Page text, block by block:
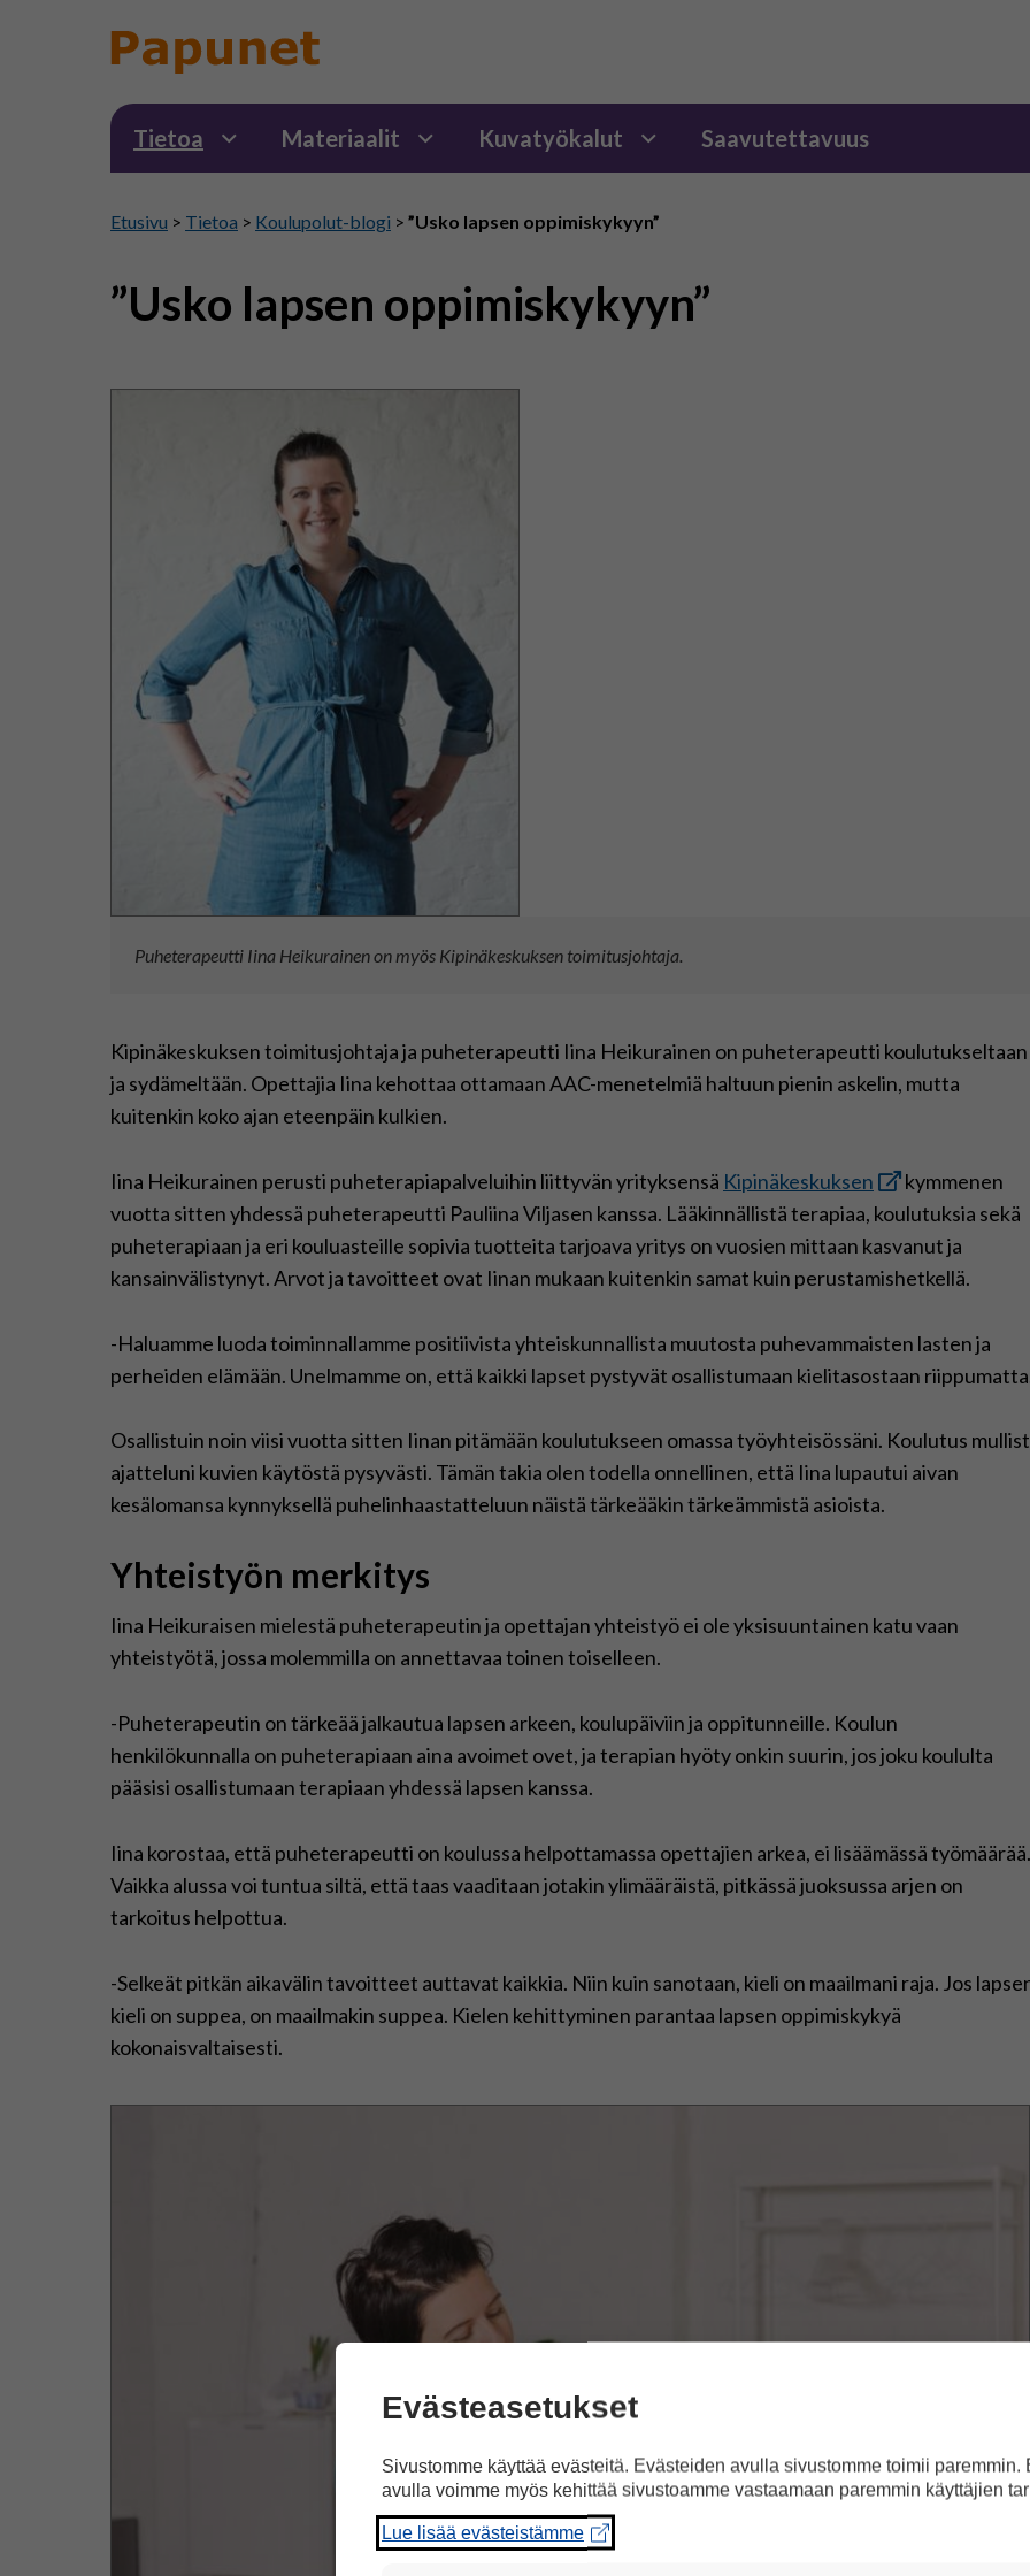
Tietoa Materiaalit Kuvatyökalut Saavutettavuus
Etusivu > Tietoa > Koulupolut-blogi > ”Usko lapsen oppimiskykyyn”
”Usko lapsen oppimiskykyyn”
Puheterapeutti Iina Heikurainen on myös Kipinäkeskuksen toimitusjohtaja.
Kipinäkeskuksen toimitusjohtaja ja puheterapeutti Iina Heikurainen on puheterapeutti koulutukseltaan
ja sydämeltään. Opettajia Iina kehottaa ottamaan AAC-menetelmiä haltuun pienin askelin, mutta
kuitenkin koko ajan eteenpäin kulkien.
Iina Heikurainen perusti puheterapiapalveluihin liittyvän yrityksensä Kipinäkeskuksen
kymmenen
vuotta sitten yhdessä puheterapeutti Pauliina Viljasen kanssa. Lääkinnällistä terapiaa, koulutuksia sekä
puheterapiaan ja eri kouluasteille sopivia tuotteita tarjoava yritys on vuosien mittaan kasvanut ja
kansainvälistynyt. Arvot ja tavoitteet ovat Iinan mukaan kuitenkin samat kuin perustamishetkellä.
-Haluamme luoda toiminnallamme positiivista yhteiskunnallista muutosta puhevammaisten lasten ja
perheiden elämään. Unelmamme on, että kaikki lapset pystyvät osallistumaan kielitasostaan
Osallistuin noin viisi vuotta sitten Iinan pitämään koulutukseen omassa työyhteisössäni. Koulutus
ajatteluni kuvien käytöstä pysyvästi. Tämän takia olen todella onnellinen, että Iina lupautui aivan
kesälomansa kynnyksellä puhelinhaastatteluun näistä tärkeääkin tärkeämmistä asioista.
Yhteistyön merkitys
Iina Heikuraisen mielestä puheterapeutin ja opettajan yhteistyö ei ole yksisuuntainen katu vaan
yhteistyötä, jossa molemmilla on annettavaa toinen toiselleen.
-Puheterapeutin on tärkeää jalkautua lapsen arkeen, koulupäiviin ja oppitunneille. Koulun
henkilökunnalla on puheterapiaan aina avoimet ovet, ja terapian hyöty onkin suurin, jos joku koululta
pääsisi osallistumaan terapiaan yhdessä lapsen kanssa.
Iina korostaa, että puheterapeutti on koulussa helpottamassa opettajien arkea, ei lisäämässä työmäärää.
Vaikka alussa voi tuntua siltä, että taas vaaditaan jotakin ylimääräistä, pitkässä juoksussa arjen on
tarkoitus helpottua.
-Selkeät pitkän aikavälin tavoitteet auttavat kaikkia. Niin kuin sanotaan, kieli on maailmani raja. Jos
kieli on suppea, on maailmakin suppea. Kielen kehittyminen parantaa lapsen oppimiskykyä
kokonaisvaltaisesti.
Evästeasetukset
Sivustomme käyttää evästeitä. Evästeiden avulla sivustomme toimii paremmin.
avulla voimme myös kehittää sivustoamme vastaamaan paremmin käyttäjien
Lue lisää evästeistämme